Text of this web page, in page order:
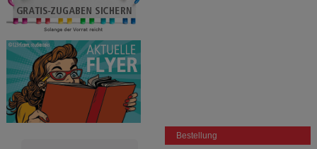
Bestellung